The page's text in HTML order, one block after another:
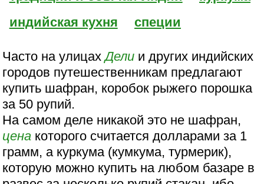
индийская кухня
специи
Часто на улицахДели и других индийских
городов путешественникам предлагают
купить шафран, коробок рыжего порошка
за 50 рупий.
На самом деле никакой это не шафран,
цена которого считается долларами за 1
грамм, а куркума (кумкума, турмерик),
которую можно купить на любом базаре в